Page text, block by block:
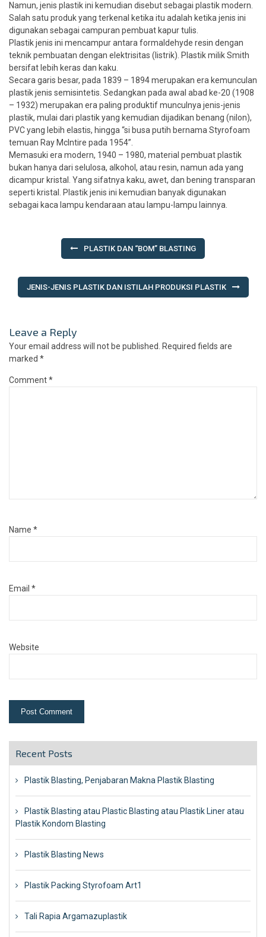
Namun, jenis plastik ini kemudian disebut sebagai plastik modern.
Salah satu produk yang terkenal ketika itu adalah ketika jenis ini
digunakan sebagai campuran pembuat kapur tulis.
Plastik jenis ini mencampur antara formaldehyde resin dengan
teknik pembuatan dengan elektrisitas (listrik). Plastik milik Smith
bersifat lebih keras dan kaku.
Secara garis besar, pada 1839 – 1894 merupakan era kemunculan
plastik jenis semisintetis. Sedangkan pada awal abad ke-20 (1908
– 1932) merupakan era paling produktif munculnya jenis-jenis
plastik, mulai dari plastik yang kemudian dijadikan benang (nilon),
PVC yang lebih elastis, hingga “si busa putih bernama Styrofoam
temuan Ray McIntire pada 1954”.
Memasuki era modern, 1940 – 1980, material pembuat plastik
bukan hanya dari selulosa, alkohol, atau resin, namun ada yang
dicampur kristal. Yang sifatnya kaku, awet, dan bening transparan
seperti kristal. Plastik jenis ini kemudian banyak digunakan
sebagai kaca lampu kendaraan atau lampu-lampu lainnya.
navigation
PLASTIK DAN “BOM” BLASTING
JENIS-JENIS PLASTIK DAN ISTILAH PRODUKSI PLASTIK
Leave a Reply
Your email address will not be published.
Required fields are
marked *
Comment*
Name *
Email *
Website
Recent Posts
Plastik Blasting, Penjabaran Makna Plastik Blasting
Plastik Blasting atau Plastic Blasting atau Plastik Liner atau
Plastik Kondom Blasting
Plastik Blasting News
Plastik Packing Styrofoam Art1
Tali Rapia Argamazuplastik